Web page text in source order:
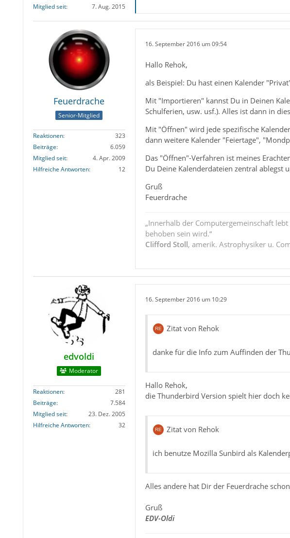
Mitglied seit
7. Aug. 2015
Feuerdrache
Senior-Mitglied
Reaktionen
323
Beiträge
6.059
Mitglied seit
4. Apr. 2009
Hilfreiche Antworten
12
16. September 2016 um 09:54
Hallo Rehok,
als Beispiel: Du hast einen Kalender
Mit "Importieren" kannst Du in Deinen
Schulferien, usw. usf.). Alles ist dann in
Mit "Öffnen" wird jede spezifische
dann weitere Kalender "Feiertage",
Das "Öffnen"-Verfahren ist meines
Du Deine Kalenderdateien zentral ablegst
Gruß
Feuerdrache
„Innerhalb der Computergemeinschaft
behoben sein wird.“
Clifford Stoll, amerik. Astrophysiker u.
edvoldi
Moderator
Reaktionen
281
Beiträge
7.584
Mitglied seit
23. Dez. 2005
Hilfreiche Antworten
32
16. September 2016 um 10:29
Zitat von Rehok
danke für die Info zum Auffinden der
Hallo Rehok,
die Thunderbird Version spielt hier doch
Zitat von Rehok
ich benutze Mozilla Sunbird als
Alles andere hat Dir der Feuerdrache
Gruß
EDV-Oldi